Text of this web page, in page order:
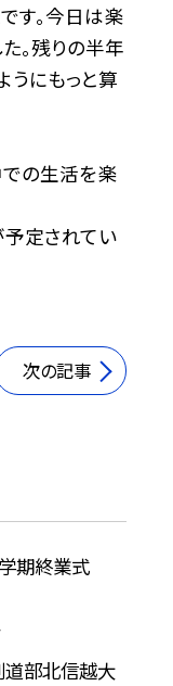
す。今日は楽
。残りの半年
うにもっと算
の生活を楽
定されてい
次の記事
期終業式
部北信越大